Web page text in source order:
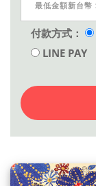
付款方式：
LINE PAY